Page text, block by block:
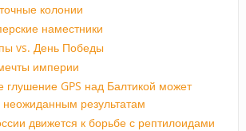
колонии
наместники
vs. День Победы
империи
глушение GPS над Балтикой может
неожиданным результатам
движется к борьбе с рептилоидами